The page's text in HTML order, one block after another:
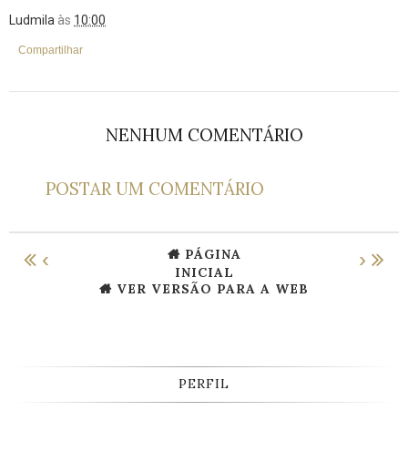
Ludmila às 10:00
Compartilhar
NENHUM COMENTÁRIO
POSTAR UM COMENTÁRIO
‹ ›
PÁGINA
INICIAL
VER VERSÃO PARA A WEB
PERFIL